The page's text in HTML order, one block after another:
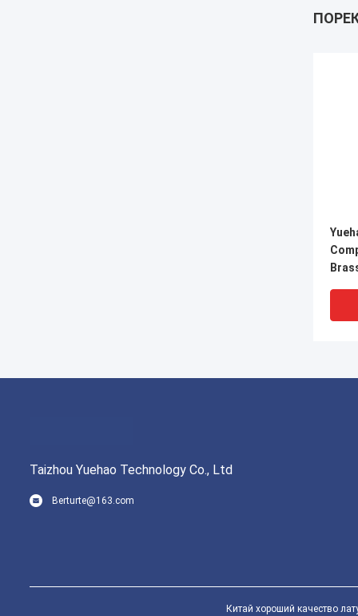
Taizhou Yuehao Technology Co., Ltd
Berturte@163.com
Китай хороший качество